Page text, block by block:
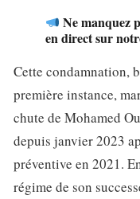
Ne manquez
en direct sur
Cette condamnation,
première instance,
chute de Mohamed
depuis janvier 2023
préventive en 2021.
régime de son